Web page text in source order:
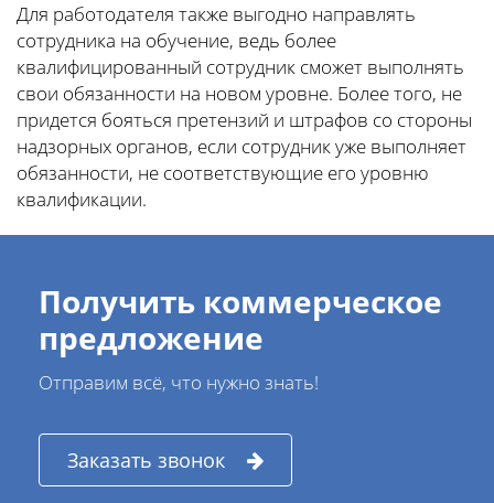
Для работодателя также выгодно направлять
сотрудника на обучение, ведь более
квалифицированный сотрудник сможет выполнять
свои обязанности на новом уровне. Более того, не
придется бояться претензий и штрафов со стороны
надзорных органов, если сотрудник уже выполняет
обязанности, не соответствующие его уровню
квалификации.
Получить коммерческое
предложение
Отправим всё, что нужно знать!
Заказать звонок